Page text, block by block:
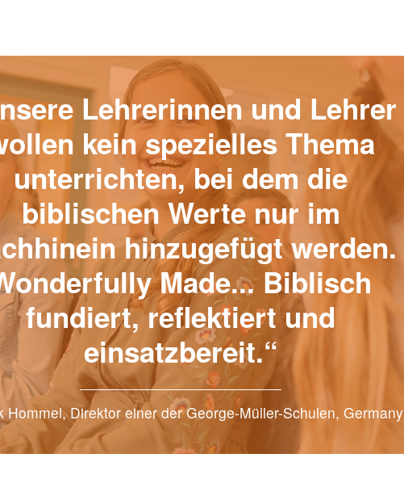
Lehrerinnen und Lehrer
kein spezielles Thema
unterrichten, bei dem die
biblischen Werte nur im
hinzugefügt werden.
Made... Biblisch
fundiert, reflektiert und
einsatzbereit.“
Hommel, Direktor einer der George-Müller-Schulen, Germany